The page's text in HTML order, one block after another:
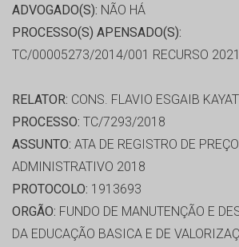
ADVOGADO(S): NÃO HÁ
PROCESSO(S) APENSADO(S):
TC/00005273/2014/001 RECURSO 2021
RELATOR: CONS. FLAVIO ESGAIB
PROCESSO: TC/7293/2018
ASSUNTO: ATA DE REGISTRO DE
ADMINISTRATIVO 2018
PROTOCOLO: 1913693
ORGÃO: FUNDO DE MANUTENÇÃO E
DA EDUCAÇÃO BASICA E DE